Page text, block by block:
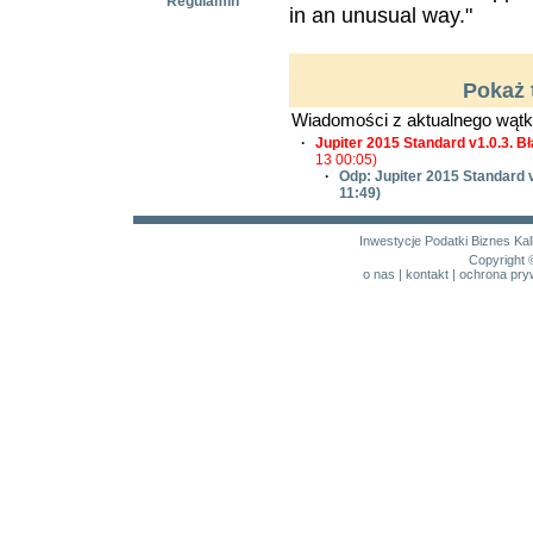
in an unusual way."
Wiadomości z aktualnego
·
Jupiter 2015 Standard v1.0.3.
13 00:05)
·
Odp: Jupiter 2015 Standard
11:49)
Inwestycje Podatki Biznes
Copyright
o nas | kontakt| ochrona